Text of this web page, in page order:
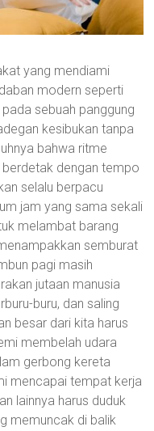
yang mendiami
modern seperti
sebuah panggung
kesibukan tanpa
bahwa ritme
dengan tempo
selalu berpacu
jam yang sama sekali
melambat barang
semburat
pagi masih
jutaan manusia
buru, dan saling
besar dari kita harus
membelah udara
gerbong kereta
mencapai tempat kerja
lainnya harus duduk
memuncak di balik